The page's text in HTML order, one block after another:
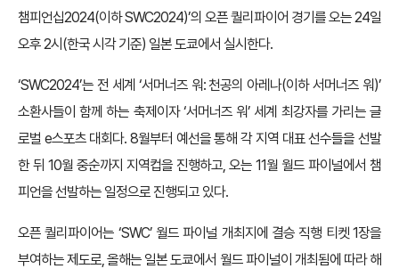
챔피언십2024(이하 SWC2024)’의 오픈 퀄리파이어 경기를 오는 24일
오후 2시(한국 시각 기준) 일본 도쿄에서 실시한다.
‘SWC2024’는 전 세계 ‘서머너즈 워: 천공의 아레나(이하 서머너즈 워)’
소환사들이 함께 하는 축제이자 ‘서머너즈 워’ 세계 최강자를 가리는 글
로벌 e스포츠 대회다. 8월부터 예선을 통해 각 지역 대표 선수들을 선발
한 뒤 10월 중순까지 지역컵을 진행하고, 오는 11월 월드 파이널에서 챔
피언을 선발하는 일정으로 진행되고 있다.
오픈 퀄리파이어는 ‘SWC’ 월드 파이널 개최지에 결승 직행 티켓 1장을
부여하는 제도로, 올해는 일본 도쿄에서 월드 파이널이 개최됨에 따라 해